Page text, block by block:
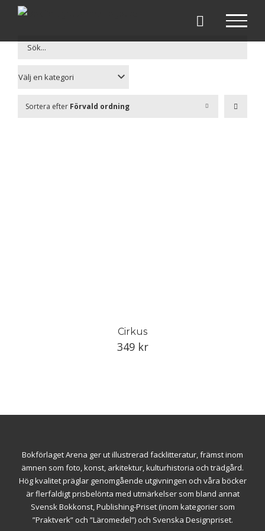
Fortsätt
Sortera efter Förvald ordning
Cirkus
349 kr
Bokförlaget Arena ger ut illustrerad facklitteratur, främst inom
ämnen som foto, konst, arkitektur, kulturhistoria och trädgård.
Hög kvalitet präglar genomgående utgivningen och våra böcker
är flerfaldigt prisbelönta med utmärkelser som bland annat
Svensk Bokkonst, Publishing-Priset (inom kategorier som
”Praktverk” och ”Läromedel”) och Svenska Designpriset.